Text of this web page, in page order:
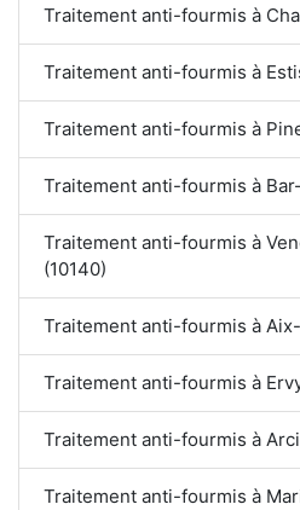
Traitement anti-fourmis à
Traitement anti-fourmis à
Traitement anti-fourmis à
Traitement anti-fourmis à
Traitement anti-fourmis à
(10140)
Traitement anti-fourmis à
Traitement anti-fourmis à
Traitement anti-fourmis à
Traitement anti-fourmis à